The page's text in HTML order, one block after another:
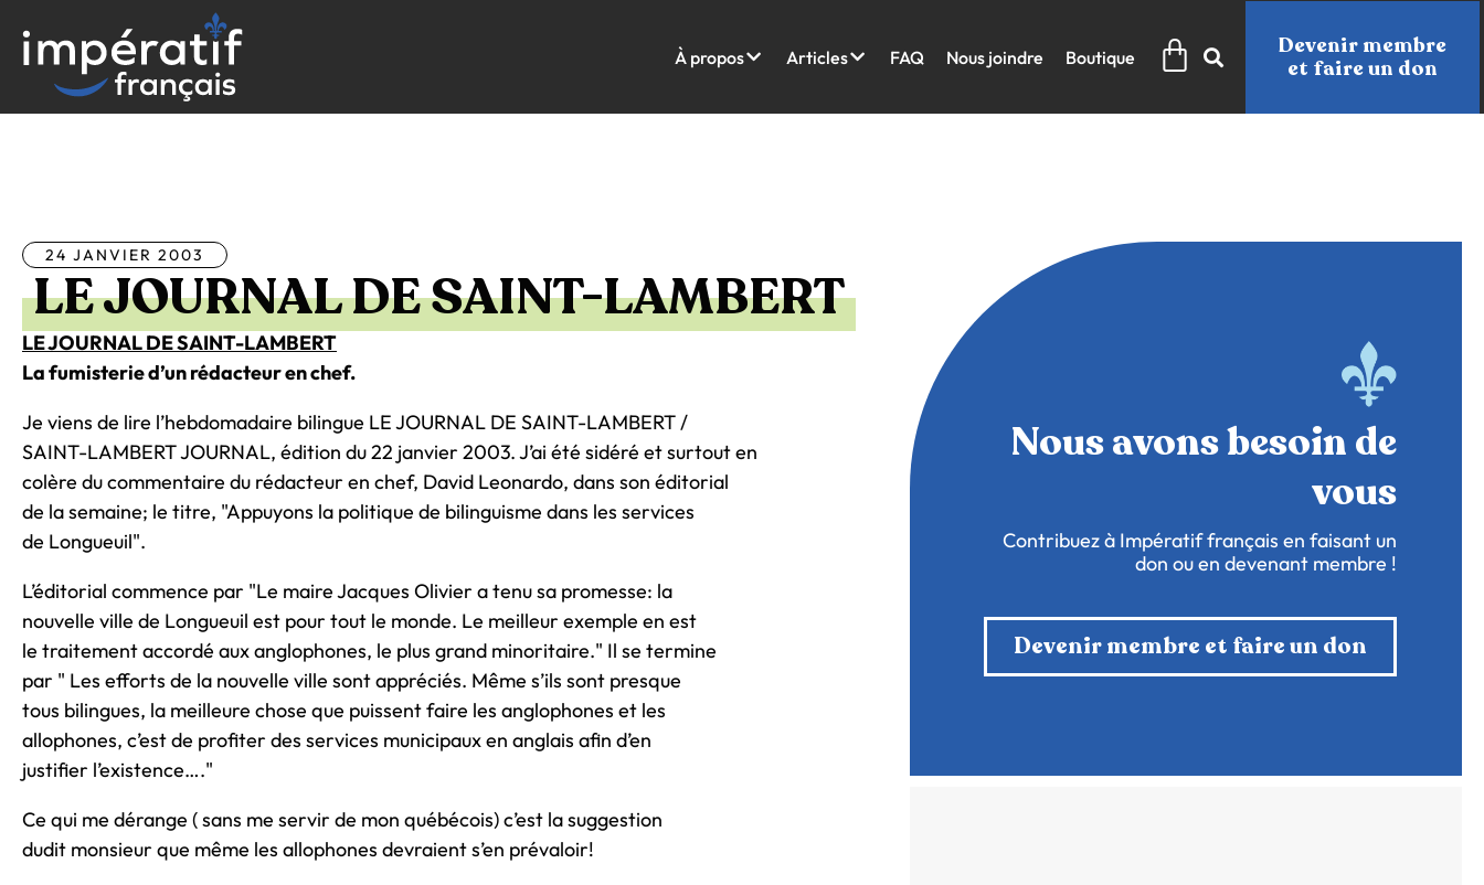
contenu
À propos Articles FAQ Nous joindre Boutique Panier
Devenir membre
et faire un don
24 JANVIER 2003
LE JOURNAL DE SAINT-LAMBERT
LE JOURNAL DE SAINT-LAMBERT
La fumisterie d’un rédacteur en chef.
Je viens de lire l’hebdomadaire bilingue LE JOURNAL DE SAINT-LAMBERT /
SAINT-LAMBERT JOURNAL, édition du 22 janvier 2003. J’ai été sidéré et surtout en
colère du commentaire du rédacteur en chef, David Leonardo, dans son éditorial
de la semaine; le titre, "Appuyons la politique de bilinguisme dans les services
de Longueuil".
L’éditorial commence par "Le maire Jacques Olivier a tenu sa promesse: la
nouvelle ville de Longueuil est pour tout le monde. Le meilleur exemple en est
le traitement accordé aux anglophones, le plus grand minoritaire." Il se termine
par " Les efforts de la nouvelle ville sont appréciés. Même s’ils sont presque
tous bilingues, la meilleure chose que puissent faire les anglophones et les
allophones, c’est de profiter des services municipaux en anglais afin d’en
justifier l’existence…."
Ce qui me dérange ( sans me servir de mon québécois) c’est la suggestion
dudit monsieur que même les allophones devraient s’en prévaloir!
Nous avons besoin de
vous
Contribuez à Impératif français en faisant un
don ou en devenant membre !
Devenir membre et faire un don